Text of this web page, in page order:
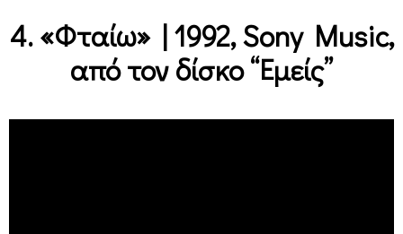
4. «Φταίω» | 1992, Sony Music,
από τον δίσκο “Εμείς”